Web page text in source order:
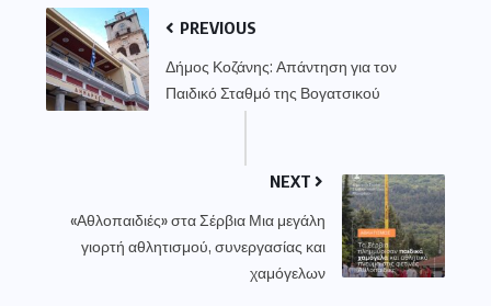
PREVIOUS
Δήμος Κοζάνης: Απάντηση για τον
Παιδικό Σταθμό της Βογατσικού
NEXT
«Αθλοπαιδιές» στα Σέρβια Μια μεγάλη
γιορτή αθλητισμού, συνεργασίας και
χαμόγελων